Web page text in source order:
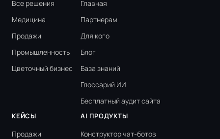
Все решения
Медицина
Продажи
Промышленность
Цветочный бизнес
Главная
Партнерам
Для кого
Блог
База знаний
Глоссарий ИИ
Бесплатный аудит сайта
КЕЙСЫ
Продажи
AI ПРОДУКТЫ
Конструктор чат-ботов